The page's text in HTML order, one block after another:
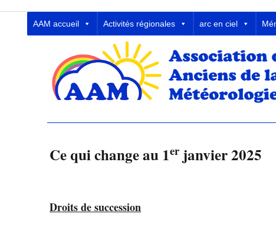
Association des Anciens de la
AAM accueil Activités régionales arc en ciel
Ce qui change au 1er janvier 2025
Droits de succession